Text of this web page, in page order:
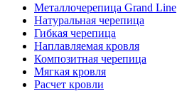
Металлочерепица Grand Line
Натуральная черепица
Гибкая черепица
Наплавляемая кровля
Композитная черепица
Мягкая кровля
Расчет кровли